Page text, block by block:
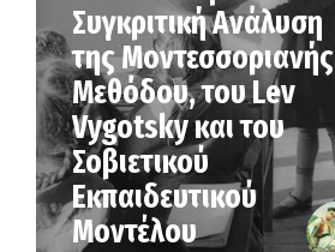
Συγκριτική Ανάλυση
της Μοντεσσοριανής
Μεθόδου, του Lev
Vygotsky και του
Σοβιετικού
Εκπαιδευτικού
Μοντέλου